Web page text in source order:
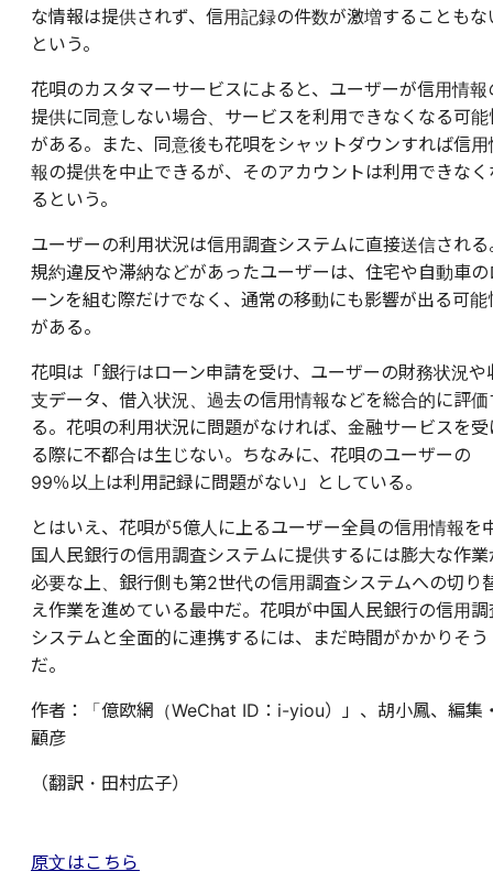
な情報は提供されず、信用記録の件数が激増することもな
という。
花唄のカスタマーサービスによると、ユーザーが信用情報
提供に同意しない場合、サービスを利用できなくなる可能
がある。また、同意後も花唄をシャットダウンすれば信用
報の提供を中止できるが、そのアカウントは利用できなく
るという。
ユーザーの利用状況は信用調査システムに直接送信される
規約違反や滞納などがあったユーザーは、住宅や自動車の
ーンを組む際だけでなく、通常の移動にも影響が出る可能
がある。
花唄は「銀行はローン申請を受け、ユーザーの財務状況や
支データ、借入状況、過去の信用情報などを総合的に評価
る。花唄の利用状況に問題がなければ、金融サービスを受
る際に不都合は生じない。ちなみに、花唄のユーザーの
99％以上は利用記録に問題がない」としている。
とはいえ、花唄が5億人に上るユーザー全員の信用情報を
国人民銀行の信用調査システムに提供するには膨大な作業
必要な上、銀行側も第2世代の信用調査システムへの切り
え作業を進めている最中だ。花唄が中国人民銀行の信用調
システムと全面的に連携するには、まだ時間がかかりそう
だ。
作者：「億欧網（WeChat ID：i-yiou）」、胡小鳳、編集
顧彦
（翻訳・田村広子）
原文はこちら